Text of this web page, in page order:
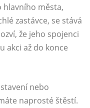
hlavního města,
zastávce, se stává
že jeho spojenci
akci až do konce
nebo
naprosté štěstí.